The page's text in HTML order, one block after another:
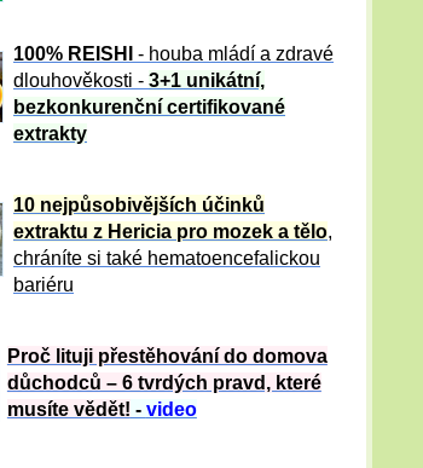
100% REISHI
- houba mládí a zdravé
dlouhověkosti - 3+1 unikátní,
bezkonkurenční certifikované
extrakty
10 nejpůsobivějších účinků
extraktu z Hericia pro mozek a tělo,
chráníte si také hematoencefalickou
bariéru
Proč lituji přestěhování do domova
důchodců – 6 tvrdých pravd, které
musíte vědět! - video